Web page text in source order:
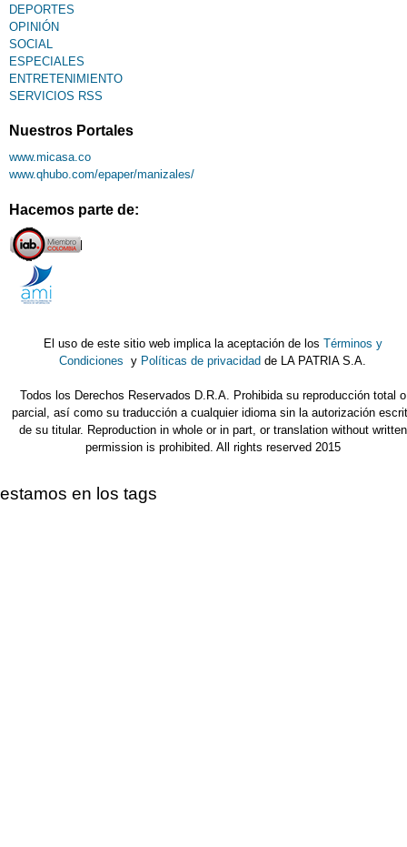
DEPORTES
OPINIÓN
SOCIAL
ESPECIALES
ENTRETENIMIENTO
SERVICIOS RSS
Nuestros Portales
www.micasa.co
www.qhubo.com/epaper/manizales/
Hacemos parte de:
El uso de este sitio web implica la aceptación de los Términos y
Condiciones y Políticas de privacidad de LA PATRIA S.A.
Todos los Derechos Reservados D.R.A. Prohibida su reproducción total o
parcial, así como su traducción a cualquier idioma sin la autorización
de su titular. Reproduction in whole or in part, or translation without written
permission is prohibited. All rights reserved 2015
estamos en los tags